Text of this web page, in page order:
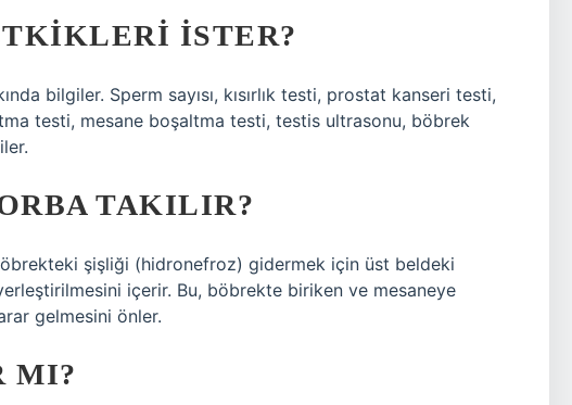
ISTER?
bilgiler. Sperm sayısı, kısırlık testi, prostat kanseri testi,
testi, mesane boşaltma testi, testis ultrasonu, böbrek
TAKILIR?
şişliği (hidronefroz) gidermek için üst beldeki
içerir. Bu, böbrekte biriken ve mesaneye
gelmesini önler.
MI?